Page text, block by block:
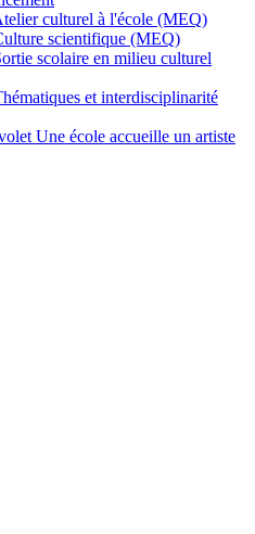
culturel à l'école (MEQ)
scientifique (MEQ)
scolaire en milieu culturel
et interdisciplinarité
Une école accueille un artiste